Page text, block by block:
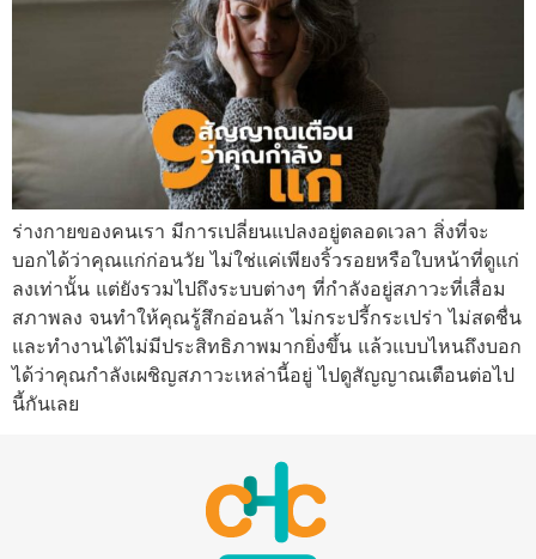
ร่างกายของคนเรา มีการเปลี่ยนแปลงอยู่ตลอดเวลา สิ่งที่จะ
บอกได้ว่าคุณแก่ก่อนวัย ไม่ใช่แค่เพียงริ้วรอยหรือใบหน้าที่ดูแก่
ลงเท่านั้น แต่ยังรวมไปถึงระบบต่างๆ ที่กำลังอยู่สภาวะที่เสื่อม
สภาพลง จนทำให้คุณรู้สึกอ่อนล้า ไม่กระปรี้กระเปร่า ไม่สดชื่น
และทำงานได้ไม่มีประสิทธิภาพมากยิ่งขึ้น แล้วแบบไหนถึงบอก
ได้ว่าคุณกำลังเผชิญสภาวะเหล่านี้อยู่ ไปดูสัญญาณเตือนต่อไป
นี้กันเลย